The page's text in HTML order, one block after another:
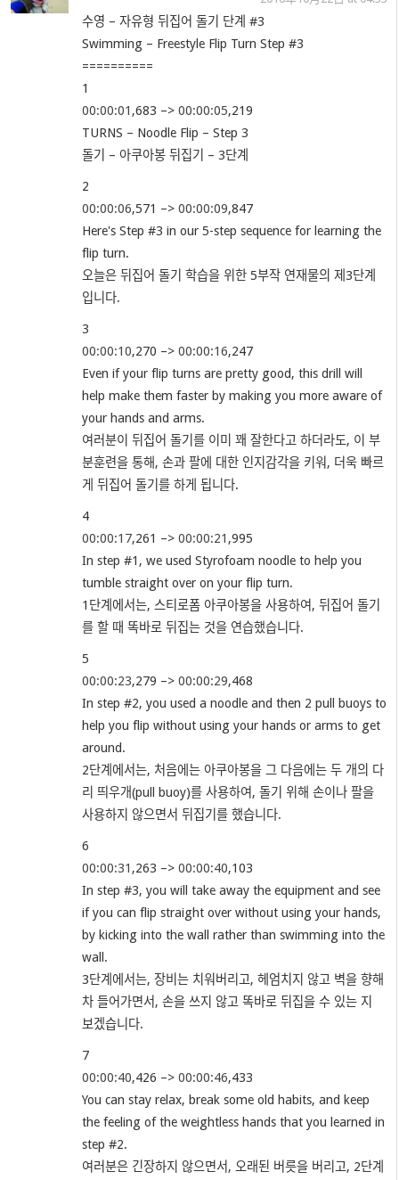
수영 – 자유형 뒤집어 돌기 단계 #3
Swimming – Freestyle Flip Turn Step #3
==========
1
00:00:01 ,683 –>00:00:05,219
TURNS – Noodle Flip – Step 3
돌기 – 아쿠아봉 뒤집기 – 3단계
2
00:00:06,571 –>00:00:09,847
Here's Step #3 in our 5-step sequence for learning the
flip turn.
오늘은 뒤집어 돌기 학습을 위한 5부작 연재물의 제3단계
입니다.
3
00:00:10,270 –>00:00:16,247
Even if your flip turns are pretty good, this drill will
help make them faster by making you more aware of
your hands and arms.
여러분이 뒤집어 돌기를 이미 꽤 잘한다고 하더라도, 이 부
분훈련을 통해, 손과 팔에 대한 인지감각을 키워, 더욱 빠르
게 뒤집어 돌기를 하게 됩니다.
4
00:00:17,261 –>00:00:21 ,995
In step #1, we used Styrofoam noodle to help you
tumble straight over on your flip turn.
1단계에서는, 스티로폼 아쿠아봉을 사용하여, 뒤집어 돌기
를 할 때 똑바로 뒤집는 것을 연습했습니다.
5
00:00:23,279 –>00:00:29,468
In step #2, you used a noodle and then 2 pull buoys to
help you flip without using your hands or arms to get
around.
2단계에서는, 처음에는 아쿠아봉을 그 다음에는 두 개의 다
리 띄우개(pull buoy)를 사용하여, 돌기 위해 손이나 팔을
사용하지 않으면서 뒤집기를 했습니다.
6
00:00:31 ,263 –>00:00:40,103
In step #3, you will take away the equipment and see
if you can flip straight over without using your hands,
by kicking into the wall rather than swimming into the
wall.
3단계에서는, 장비는 치워버리고, 헤엄치지 않고 벽을 향해
차 들어가면서, 손을 쓰지 않고 똑바로 뒤집을 수 있는 지
보겠습니다.
7
00:00:40,426 –>00:00:46,433
You can stay relax, break some old habits, and keep
the feeling of the weightless hands that you learned in
step #2.
여러분은 긴장하지 않으면서, 오래된 버릇을 버리고, 2단계